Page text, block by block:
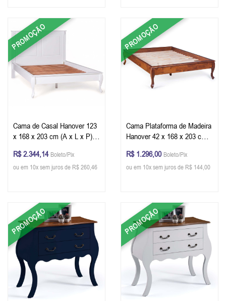
PROMOÇÃO
Cama de Casal Hanover 123
x 168 x 203 cm (A x L x P) -
R$ 2.344,14 Boleto/Pix
ou em 10x sem juros de R$ 260,46
PROMOÇÃO
Cama Plataforma de Madeira
Hanover 42 x 168 x 203 cm
R$ 1.296,00 Boleto/Pix
ou em 10x sem juros de R$ 144,00
PROMOÇÃO PROMOÇÃO